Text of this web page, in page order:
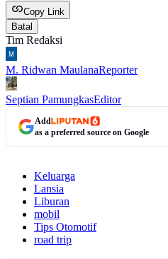
Copy Link
Batal
Tim Redaksi
M. Ridwan MaulanaReporter
Septian PamungkasEditor
Add
as a preferred source on Google
Keluarga
Lansia
Liburan
mobil
Tips Otomotif
road trip